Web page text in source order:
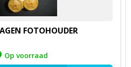
FOTOHOUDER
Op voorraad